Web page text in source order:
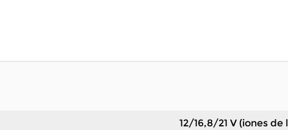
12/16,8/21 V (iones de